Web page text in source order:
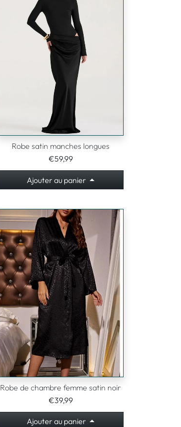
Robe satin manches longues
€59,99
Ajouter au panier
Robe de chambre femme satin noir
€39,99
Ajouter au panier